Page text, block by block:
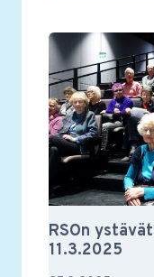
RSOn
11.3.2025